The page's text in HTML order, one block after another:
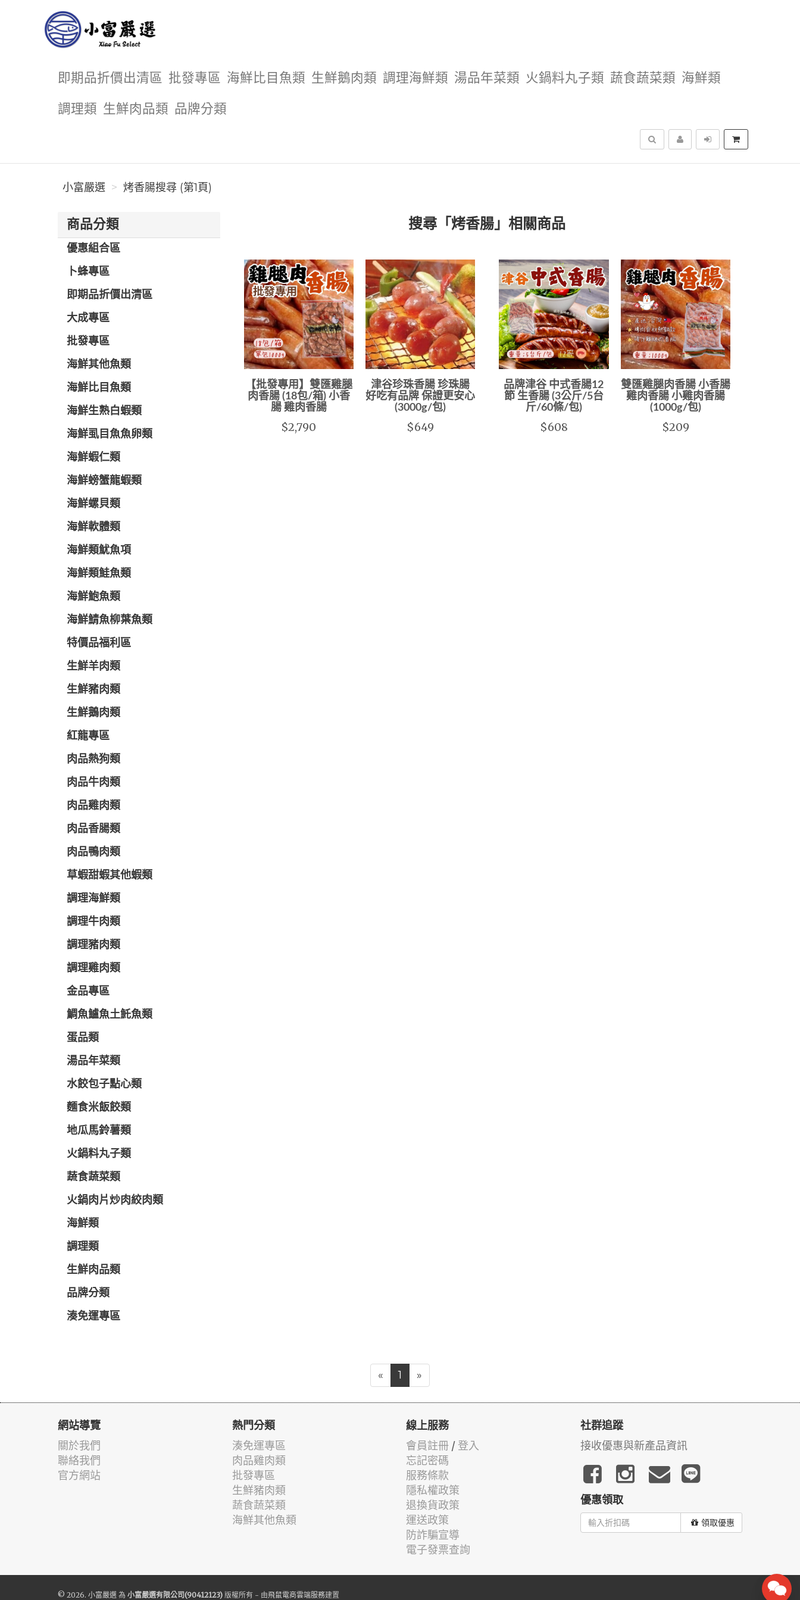
即期品折價出清區 批發專區 海鮮比目魚類 生鮮鵝肉類 調理海鮮類 湯品年菜類 火鍋料丸子類 蔬食蔬菜類 海鮮類
調理類 生鮮肉品類 品牌分類
搜尋
小富嚴選 烤香腸搜尋 (第1頁)
商品分類
優惠組合區
卜蜂專區
即期品折價出清區
大成專區
批發專區
海鮮其他魚類
海鮮比目魚類
海鮮生熟白蝦類
海鮮虱目魚魚卵類
海鮮蝦仁類
海鮮螃蟹龍蝦類
海鮮螺貝類
海鮮軟體類
海鮮類魷魚項
海鮮類鮭魚類
海鮮鮑魚類
海鮮鯖魚柳葉魚類
特價品福利區
生鮮羊肉類
生鮮豬肉類
生鮮鵝肉類
紅龍專區
肉品熱狗類
肉品牛肉類
肉品雞肉類
肉品香腸類
肉品鴨肉類
草蝦甜蝦其他蝦類
調理海鮮類
調理牛肉類
調理豬肉類
調理雞肉類
金品專區
鯛魚鱸魚土魠魚類
蛋品類
湯品年菜類
水餃包子點心類
麵食米飯餃類
地瓜馬鈴薯類
火鍋料丸子類
蔬食蔬菜類
火鍋肉片炒肉絞肉類
海鮮類
調理類
生鮮肉品類
品牌分類
湊免運專區
搜尋「烤香腸」相關商品
【批發專用】雙匯雞腿
肉香腸 (18包/箱) 小香
腸 雞肉香腸
$2,790
津谷珍珠香腸 珍珠腸
好吃有品牌 保證更安心
(3000g/包)
$649
品牌津谷 中式香腸12
節 生香腸 (3公斤/5台
斤/60條/包)
$608
雙匯雞腿肉香腸 小香腸
雞肉香腸 小雞肉香腸
(1000g/包)
$209
« 1 »
網站導覽
關於我們
聯絡我們
官方網站
熱門分類
湊免運專區
肉品雞肉類
批發專區
生鮮豬肉類
蔬食蔬菜類
海鮮其他魚類
線上服務
會員註冊 / 登入
忘記密碼
服務條款
隱私權政策
退換貨政策
運送政策
防詐騙宣導
電子發票查詢
社群追蹤
接收優惠與新產品資訊
優惠領取
領取優惠
© 2026. 小富嚴選 為 小富嚴選有限公司(90412123) 版權所有 - 由飛鼠電商雲端服務建置